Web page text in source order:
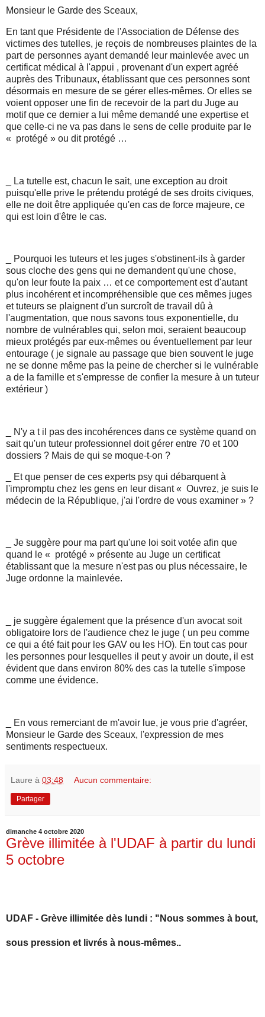
Monsieur le Garde des Sceaux,
En tant que Présidente de l'Association de Défense des
victimes des tutelles, je reçois de nombreuses plaintes de la
part de personnes ayant demandé leur mainlevée avec un
certificat médical à l'appui , provenant d'un expert agréé
auprès des Tribunaux, établissant que ces personnes sont
désormais en mesure de se gérer elles-mêmes. Or elles se
voient opposer une fin de recevoir de la part du Juge au
motif que ce dernier a lui même demandé une expertise et
que celle-ci ne va pas dans le sens de celle produite par le
« protégé » ou dit protégé …
_ La tutelle est, chacun le sait, une exception au droit
puisqu'elle prive le prétendu protégé de ses droits civiques,
elle ne doit être appliquée qu'en cas de force majeure, ce
qui est loin d'être le cas.
_ Pourquoi les tuteurs et les juges s'obstinent-ils à garder
sous cloche des gens qui ne demandent qu'une chose,
qu'on leur foute la paix … et ce comportement est d'autant
plus incohérent et incompréhensible que ces mêmes juges
et tuteurs se plaignent d'un surcroît de travail dû à
l'augmentation, que nous savons tous exponentielle, du
nombre de vulnérables qui, selon moi, seraient beaucoup
mieux protégés par eux-mêmes ou éventuellement par leur
entourage ( je signale au passage que bien souvent le juge
ne se donne même pas la peine de chercher si le vulnérable
a de la famille et s'empresse de confier la mesure à un tuteur
extérieur )
_ N'y a t il pas des incohérences dans ce système quand on
sait qu'un tuteur professionnel doit gérer entre 70 et 100
dossiers ? Mais de qui se moque-t-on ?
_ Et que penser de ces experts psy qui débarquent à
l'impromptu chez les gens en leur disant « Ouvrez, je suis le
médecin de la République, j'ai l'ordre de vous examiner » ?
_ Je suggère pour ma part qu'une loi soit votée afin que
quand le « protégé » présente au Juge un certificat
établissant que la mesure n'est pas ou plus nécessaire, le
Juge ordonne la mainlevée.
_ je suggère également que la présence d'un avocat soit
obligatoire lors de l'audience chez le juge ( un peu comme
ce qui a été fait pour les GAV ou les HO). En tout cas pour
les personnes pour lesquelles il peut y avoir un doute, il est
évident que dans environ 80% des cas la tutelle s'impose
comme une évidence.
_ En vous remerciant de m'avoir lue, je vous prie d'agréer,
Monsieur le Garde des Sceaux, l'expression de mes
sentiments respectueux.
Laure à 03:48 Aucun commentaire:
Partager
dimanche 4 octobre 2020
Grève illimitée à l'UDAF à partir du lundi
5 octobre
UDAF - Grève illimitée dès lundi : "Nous sommes à bout,
sous pression et livrés à nous-mêmes..